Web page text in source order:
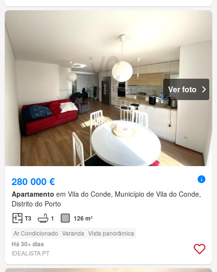
Ver foto
280 000 €
Apartamento em Vila do Conde, Município de Vila do Conde,
Distrito do Porto
T3 1 126 m²
Ar Condicionado Varanda Vista panorâmica
Há 30+ dias
IDEALISTA.PT